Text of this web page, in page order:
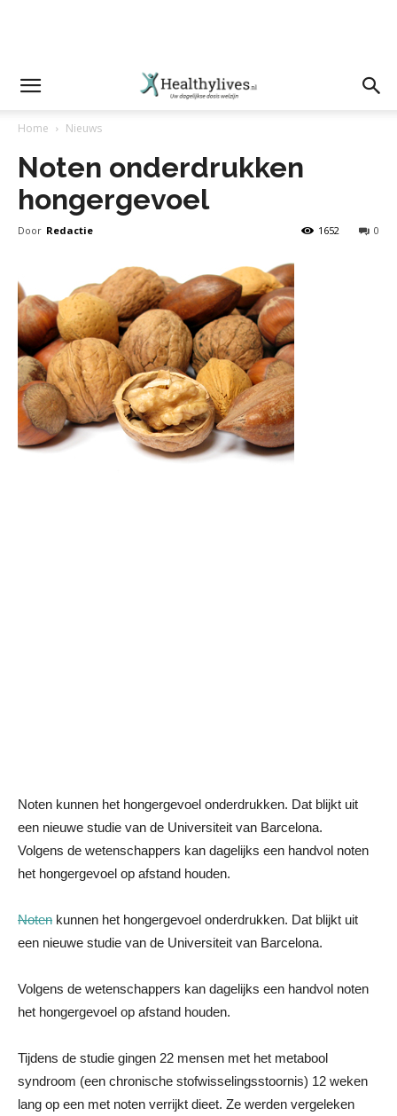
Home Nieuws
Noten onderdrukken
hongergevoel
Door Redactie 0
1652
Noten kunnen het hongergevoel onderdrukken. Dat blijkt uit
een nieuwe studie van de Universiteit van Barcelona.
Volgens de wetenschappers kan dagelijks een handvol noten
het hongergevoel op afstand houden.
Noten kunnen het hongergevoel onderdrukken. Dat blijkt uit
een nieuwe studie van de Universiteit van Barcelona.
Volgens de wetenschappers kan dagelijks een handvol noten
het hongergevoel op afstand houden.
Tijdens de studie gingen 22 mensen met het metabool
syndroom (een chronische stofwisselingsstoornis) 12 weken
lang op een met noten verrijkt dieet. Ze werden vergeleken